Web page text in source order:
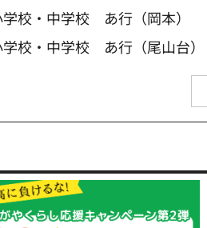
校・中学校 あ行（岡本）
校・中学校 あ行（尾山台）